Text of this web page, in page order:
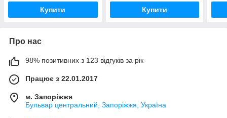
Купити Купити
Про нас
98% позитивних з 123 відгуків за рік
Працює з 22.01.2017
м. Запоріжжя
Бульвар центральний, Запоріжжя, Україна